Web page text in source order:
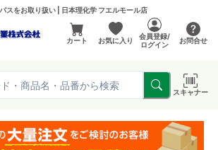
スをお取り扱い | 日本理化学 フエルモール店
カート お気に入り
会員登録/
ログイン
お問合せ
スキャナー